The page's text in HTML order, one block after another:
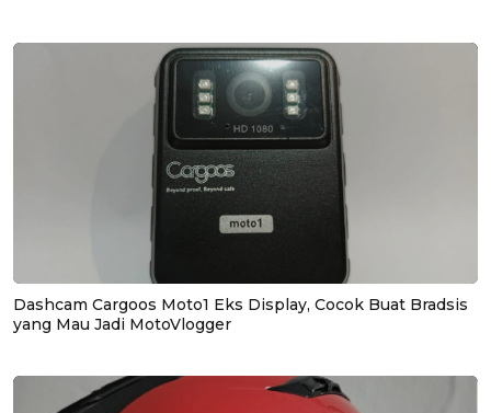
Dashcam Cargoos Moto1 Eks Display, Cocok Buat Bradsis
yang Mau Jadi MotoVlogger